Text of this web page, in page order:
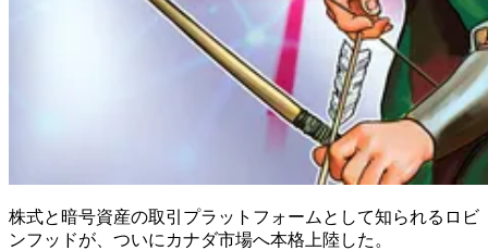
株式と暗号資産の取引プラットフォームとして知られるロビ
ンフッドが、ついにカナダ市場へ本格上陸した。